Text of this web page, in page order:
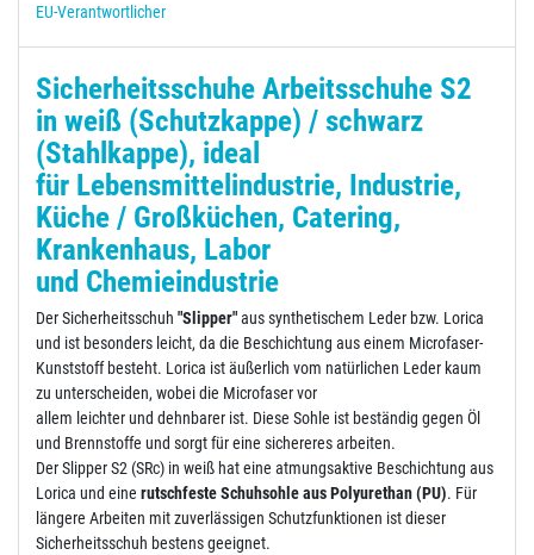
EU-Verantwortlicher
Sicherheitsschuhe Arbeitsschuhe S2
in weiß (Schutzkappe) / schwarz
(Stahlkappe), ideal
für Lebensmittelindustrie, Industrie,
Küche / Großküchen, Catering,
Krankenhaus, Labor
und Chemieindustrie
Der Sicherheitsschuh "Slipper"aus synthetischem Leder bzw. Lorica
und ist besonders leicht, da die Beschichtung aus einem Microfaser-
Kunststoff besteht. Lorica ist äußerlich vom natürlichen Leder kaum
zu unterscheiden, wobei die Microfaser vor
allem leichter und dehnbarer ist. Diese Sohle ist beständig gegen Öl
und Brennstoffe und sorgt für eine sichereres arbeiten.
Der Slipper S2 (SRc) in weiß hat eine atmungsaktive Beschichtung aus
Lorica und eine rutschfeste Schuhsohle aus Polyurethan (PU). Für
längere Arbeiten mit zuverlässigen Schutzfunktionen ist dieser
Sicherheitsschuh bestens geeignet.